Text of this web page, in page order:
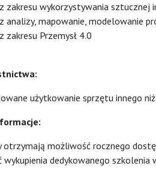
zakresu wykorzystywania sztucznej
analizy, mapowanie, modelowanie
zakresu Przemysł 4.0
użytkowanie sprzętu innego
otrzymają możliwość rocznego
dedykowanego szkolenia